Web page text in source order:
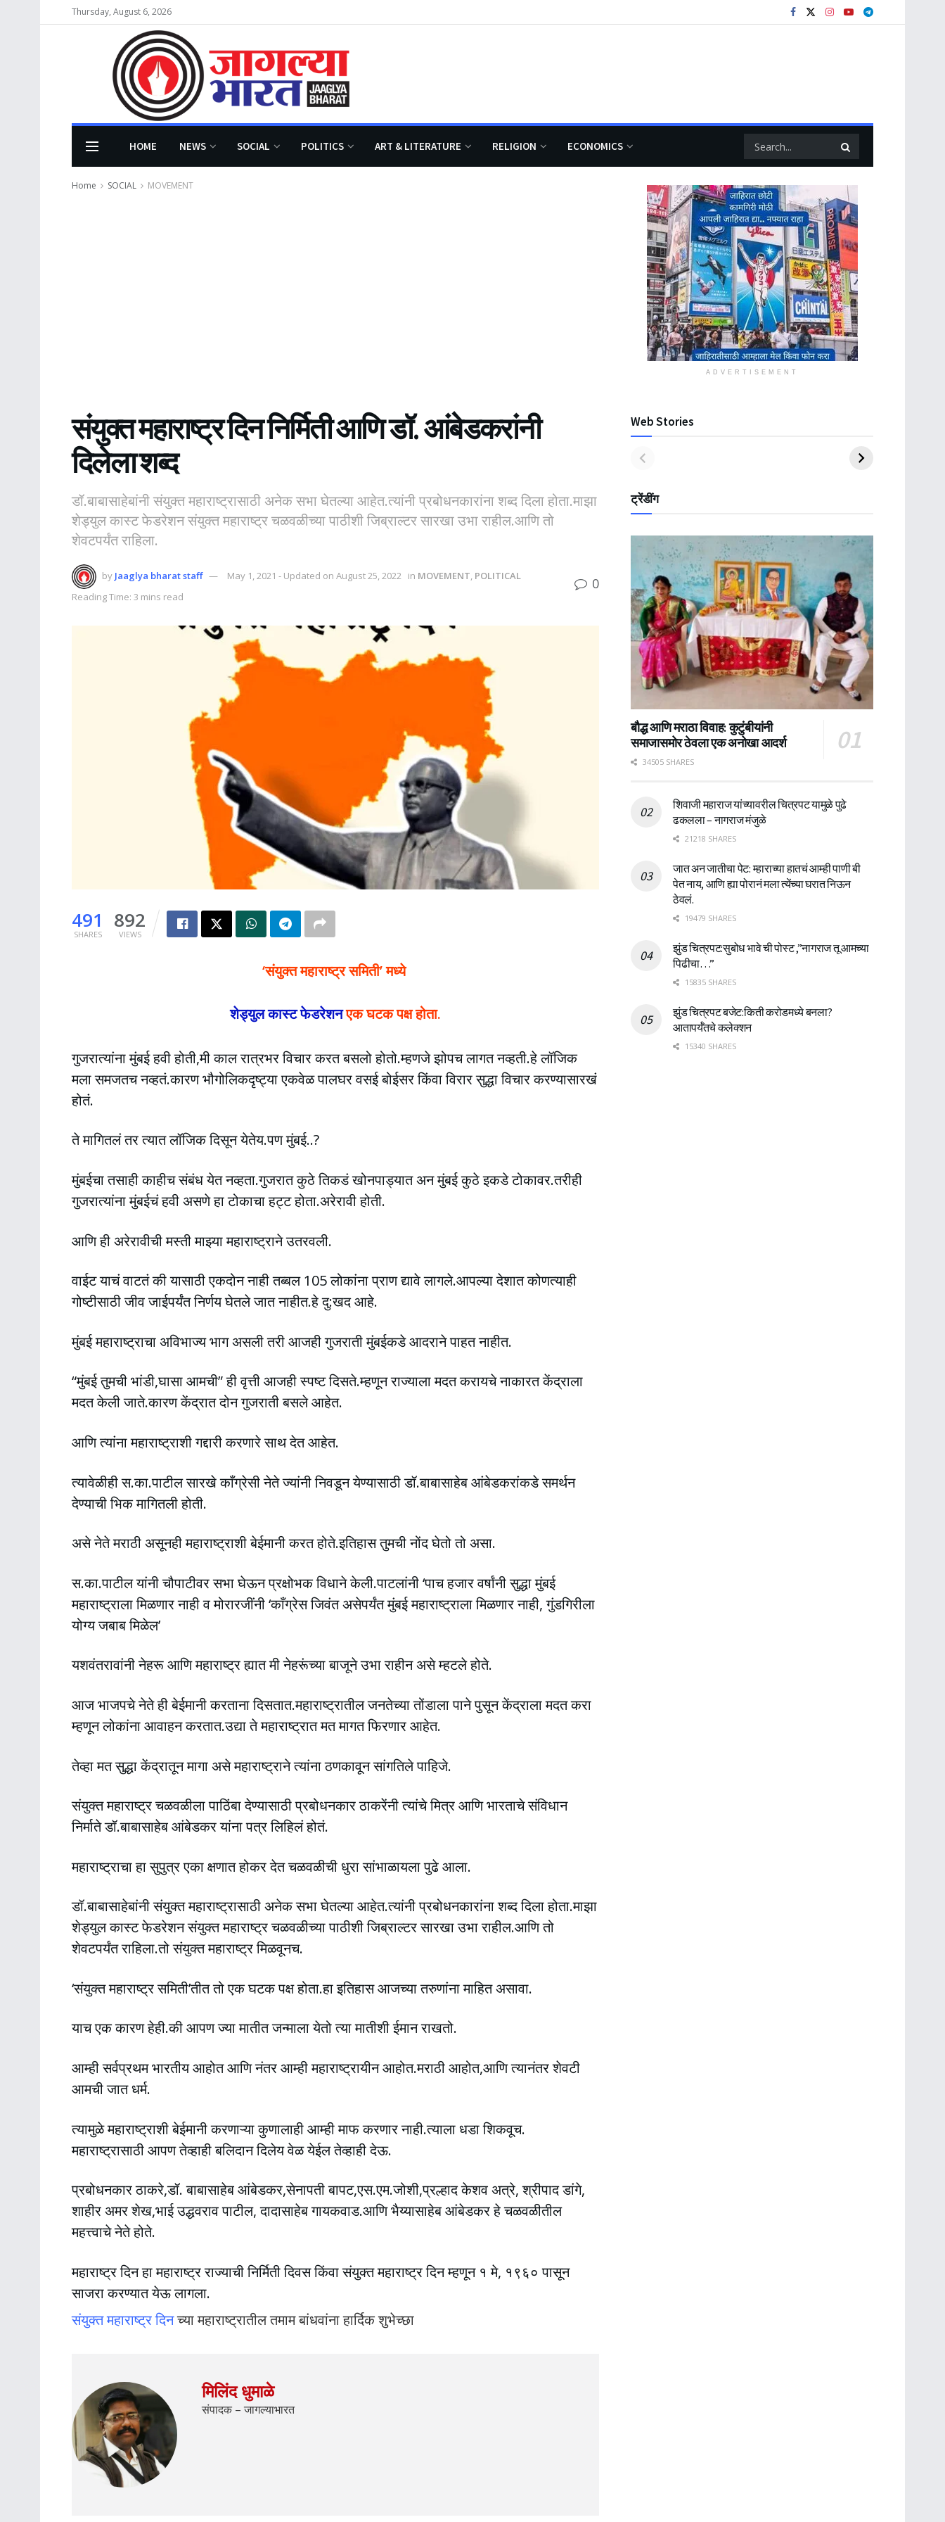
Thursday, August 6, 2026
HOME NEWS SOCIAL POLITICS ART & LITERATURE RELIGION ECONOMICS
Home SOCIAL MOVEMENT
संयुक्त महाराष्ट्र दिन निर्मिती आणि डॉ. आंबेडकरांनी
दिलेला शब्द
डॉ.बाबासाहेबांनी संयुक्त महाराष्ट्रासाठी अनेक सभा घेतल्या आहेत.त्यांनी प्रबोधनकारांना शब्द दिला होता.माझा
शेड्युल कास्ट फेडरेशन संयुक्त महाराष्ट्र चळवळीच्या पाठीशी जिब्राल्टर सारखा उभा राहील.आणि तो
शेवटपर्यंत राहिला.
by Jaaglya bharat staff May 1, 2021 - Updated on August 25, 2022 in MOVEMENT, POLITICAL
Reading Time: 3 mins read
0
491
SHARES
892
VIEWS
‘संयुक्त महाराष्ट्र समिती’ मध्ये
शेड्युल कास्ट फेडरेशनएक घटक पक्ष होता.
गुजरात्यांना मुंबई हवी होती,मी काल रात्रभर विचार करत बसलो होतो.म्हणजे झोपच लागत नव्हती.हे लॉजिक
मला समजतच नव्हतं.कारण भौगोलिकदृष्ट्या एकवेळ पालघर वसई बोईसर किंवा विरार सुद्धा विचार करण्यासारखं
होतं.
ते मागितलं तर त्यात लॉजिक दिसून येतेय.पण मुंबई..?
मुंबईचा तसाही काहीच संबंध येत नव्हता.गुजरात कुठे तिकडं खोनपाड्यात अन मुंबई कुठे इकडे टोकावर.तरीही
गुजरात्यांना मुंबईचं हवी असणे हा टोकाचा हट्ट होता.अरेरावी होती.
आणि ही अरेरावीची मस्ती माझ्या महाराष्ट्राने उतरवली.
वाईट याचं वाटतं की यासाठी एकदोन नाही तब्बल 105 लोकांना प्राण द्यावे लागले.आपल्या देशात कोणत्याही
गोष्टीसाठी जीव जाईपर्यंत निर्णय घेतले जात नाहीत.हे दु:खद आहे.
मुंबई महाराष्ट्राचा अविभाज्य भाग असली तरी आजही गुजराती मुंबईकडे आदराने पाहत नाहीत.
“मुंबई तुमची भांडी,घासा आमची” ही वृत्ती आजही स्पष्ट दिसते.म्हणून राज्याला मदत करायचे नाकारत केंद्राला
मदत केली जाते.कारण केंद्रात दोन गुजराती बसले आहेत.
आणि त्यांना महाराष्ट्राशी गद्दारी करणारे साथ देत आहेत.
त्यावेळीही स.का.पाटील सारखे काँग्रेसी नेते ज्यांनी निवडून येण्यासाठी डॉ.बाबासाहेब आंबेडकरांकडे समर्थन
देण्याची भिक मागितली होती.
असे नेते मराठी असूनही महाराष्ट्राशी बेईमानी करत होते.इतिहास तुमची नोंद घेतो तो असा.
स.का.पाटील यांनी चौपाटीवर सभा घेऊन प्रक्षोभक विधाने केली.पाटलांनी ‘पाच हजार वर्षांनी सुद्धा मुंबई
महाराष्ट्राला मिळणार नाही व मोरारजींनी ‘काँग्रेस जिवंत असेपर्यंत मुंबई महाराष्ट्राला मिळणार नाही, गुंडगिरीला
योग्य जबाब मिळेल’
यशवंतरावांनी नेहरू आणि महाराष्ट्र ह्यात मी नेहरूंच्या बाजूने उभा राहीन असे म्हटले होते.
आज भाजपचे नेते ही बेईमानी करताना दिसतात.महाराष्ट्रातील जनतेच्या तोंडाला पाने पुसून केंद्राला मदत करा
म्हणून लोकांना आवाहन करतात.उद्या ते महाराष्ट्रात मत मागत फिरणार आहेत.
तेव्हा मत सुद्धा केंद्रातून मागा असे महाराष्ट्राने त्यांना ठणकावून सांगतिले पाहिजे.
संयुक्त महाराष्ट्र चळवळीला पाठिंबा देण्यासाठी प्रबोधनकार ठाकरेंनी त्यांचे मित्र आणि भारताचे संविधान
निर्माते डॉ.बाबासाहेब आंबेडकर यांना पत्र लिहिलं होतं.
महाराष्ट्राचा हा सुपुत्र एका क्षणात होकर देत चळवळीची धुरा सांभाळायला पुढे आला.
डॉ.बाबासाहेबांनी संयुक्त महाराष्ट्रासाठी अनेक सभा घेतल्या आहेत.त्यांनी प्रबोधनकारांना शब्द दिला होता.माझा
शेड्युल कास्ट फेडरेशन संयुक्त महाराष्ट्र चळवळीच्या पाठीशी जिब्राल्टर सारखा उभा राहील.आणि तो
शेवटपर्यंत राहिला.तो संयुक्त महाराष्ट्र मिळवूनच.
‘संयुक्त महाराष्ट्र समिती’तीत तो एक घटक पक्ष होता.हा इतिहास आजच्या तरुणांना माहित असावा.
याच एक कारण हेही.की आपण ज्या मातीत जन्माला येतो त्या मातीशी ईमान राखतो.
आम्ही सर्वप्रथम भारतीय आहोत आणि नंतर आम्ही महाराष्ट्रायीन आहोत.मराठी आहोत,आणि त्यानंतर शेवटी
आमची जात धर्म.
त्यामुळे महाराष्ट्राशी बेईमानी करणाऱ्या कुणालाही आम्ही माफ करणार नाही.त्याला धडा शिकवूच.
महाराष्ट्रासाठी आपण तेव्हाही बलिदान दिलेय वेळ येईल तेव्हाही देऊ.
प्रबोधनकार ठाकरे,डॉ. बाबासाहेब आंबेडकर,सेनापती बापट,एस.एम.जोशी,प्रल्हाद केशव अत्रे, श्रीपाद डांगे,
शाहीर अमर शेख,भाई उद्धवराव पाटील, दादासाहेब गायकवाड.आणि भैय्यासाहेब आंबेडकर हे चळवळीतील
महत्त्वाचे नेते होते.
महाराष्ट्र दिन हा महाराष्ट्र राज्याची निर्मिती दिवस किंवा संयुक्त महाराष्ट्र दिन म्हणून १ मे, १९६० पासून
साजरा करण्यात येऊ लागला.
संयुक्त महाराष्ट्र दिनच्या महाराष्ट्रातील तमाम बांधवांना हार्दिक शुभेच्छा
मिलिंद धुमाळे
संपादक – जागल्याभारत
ADVERTISEMENT
Web Stories
ट्रेंडींग
बौद्ध आणि मराठा विवाह: कुटुंबीयांनी
समाजासमोर ठेवला एक अनोखा आदर्श
34505 SHARES
शिवाजी महाराज यांच्यावरील चित्रपट यामुळे पुढे
ढकलला – नागराज मंजुळे
21218 SHARES
जात अन जातीचा पेट: म्हाराच्या हातचं आम्ही पाणी बी
पेत नाय, आणि ह्या पोरानं मला त्येंच्या घरात निऊन
ठेवलं.
19479 SHARES
झुंड चित्रपट:सुबोध भावे ची पोस्ट ,”नागराज तू आमच्या
पिढीचा…”
15835 SHARES
झुंड चित्रपट बजेट:किती करोडमध्ये बनला?
आतापर्यँतचे कलेक्शन
15340 SHARES